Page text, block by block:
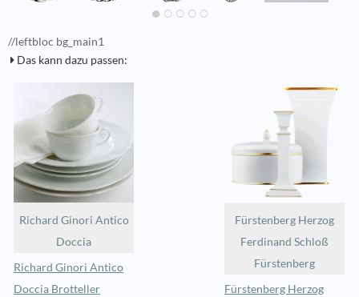
//leftbloc bg_main1
Das kann dazu passen:
Richard Ginori Antico
Doccia
Richard Ginori Antico
Doccia Brotteller
Fürstenberg Herzog
Ferdinand Schloß
Fürstenberg
Fürstenberg Herzog